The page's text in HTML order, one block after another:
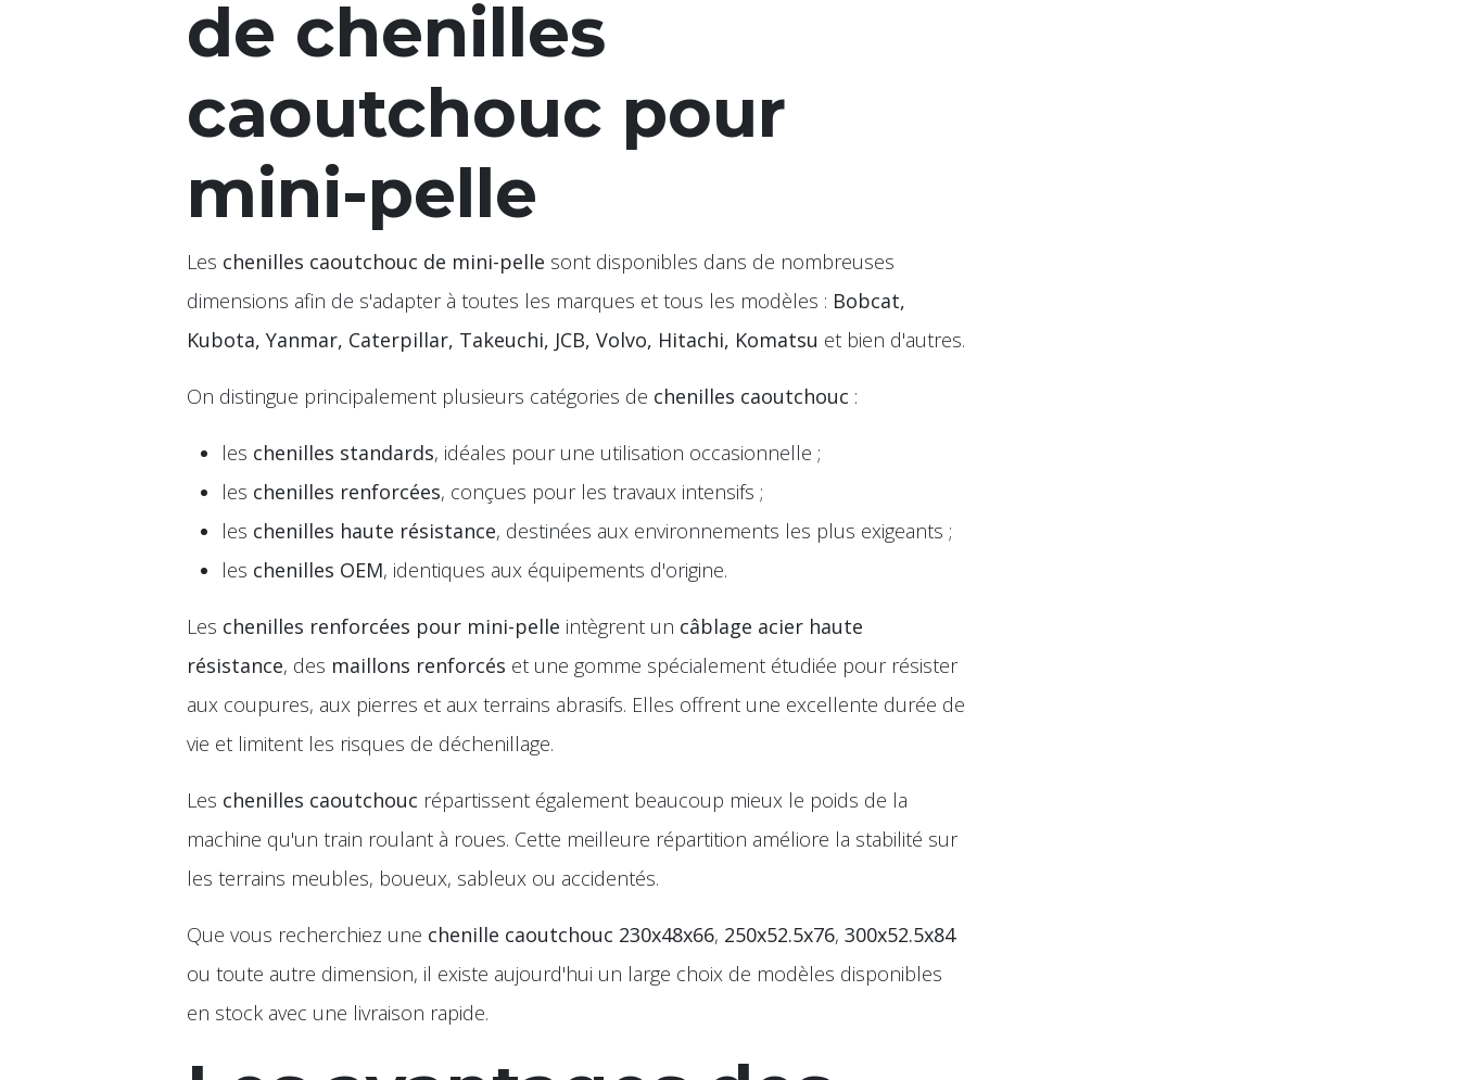
de chenilles
caoutchouc pour
mini-pelle
Les chenilles caoutchouc de mini-pelle sont disponibles dans de nombreuses
dimensions afin de s'adapter à toutes les marques et tous les modèles : Bobcat,
Kubota, Yanmar, Caterpillar, Takeuchi, JCB, Volvo, Hitachi, Komatsu et bien d'autres.
On distingue principalement plusieurs catégories de chenilles caoutchouc :
les chenilles standards, idéales pour une utilisation occasionnelle ;
les chenilles renforcées, conçues pour les travaux intensifs ;
les chenilles haute résistance, destinées aux environnements les plus exigeants ;
les chenilles OEM, identiques aux équipements d'origine.
Les chenilles renforcées pour mini-pelle intègrent un câblage acier haute
résistance, des maillons renforcés et une gomme spécialement étudiée pour résister
aux coupures, aux pierres et aux terrains abrasifs. Elles offrent une excellente durée de
vie et limitent les risques de déchenillage.
Les chenilles caoutchouc répartissent également beaucoup mieux le poids de la
machine qu'un train roulant à roues. Cette meilleure répartition améliore la stabilité sur
les terrains meubles, boueux, sableux ou accidentés.
Que vous recherchiez une chenille caoutchouc 230x48x66, 250x52.5x76, 300x52.5x84
ou toute autre dimension, il existe aujourd'hui un large choix de modèles disponibles
en stock avec une livraison rapide.